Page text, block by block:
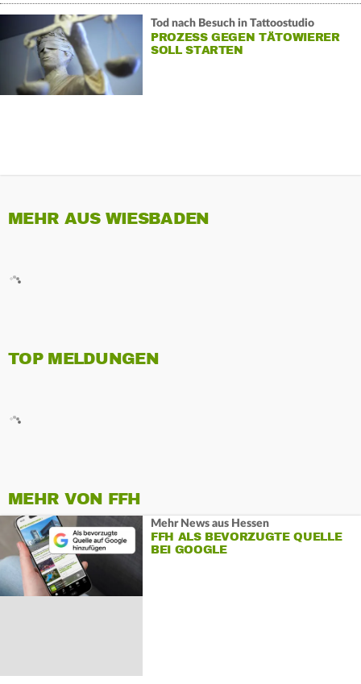
Tod nach Besuch in Tattoostudio
PROZESS GEGEN TÄTOWIERER
SOLL STARTEN
MEHR AUS WIESBADEN
TOP MELDUNGEN
MEHR VON FFH
Mehr News aus Hessen
FFH ALS BEVORZUGTE QUELLE
BEI GOOGLE